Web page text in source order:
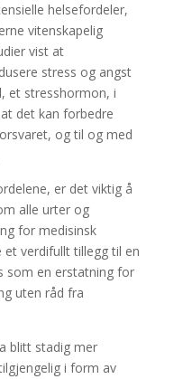
helsefordeler,
vitenskapelig
vist at
stress og angst
et stresshormon, i
det kan forbedre
og til og med
er det viktig å
alle urter og
for medisinsk
verdifullt tillegg til en
som en erstatning for
uten råd fra
blitt stadig mer
i form av